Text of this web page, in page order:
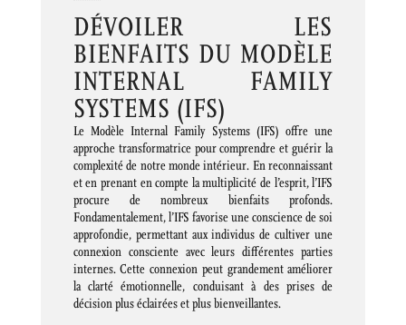
DÉVOILER LES
BIENFAITS DU MODÈLE
INTERNAL FAMILY
SYSTEMS (IFS)
Le Modèle Internal Family Systems (IFS) offre une
approche transformatrice pour comprendre et guérir la
complexité de notre monde intérieur. En reconnaissant
et en prenant en compte la multiplicité de l’esprit, l’IFS
procure de nombreux bienfaits profonds.
Fondamentalement, l’IFS favorise une conscience de soi
approfondie, permettant aux individus de cultiver une
connexion consciente avec leurs différentes parties
internes. Cette connexion peut grandement améliorer
la clarté émotionnelle, conduisant à des prises de
décision plus éclairées et plus bienveillantes.